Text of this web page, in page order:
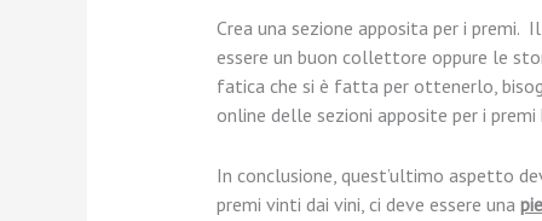
Crea una sezione apposita per i premi.
essere un buon collettore oppure le
fatica che si è fatta per ottenerlo,
online delle sezioni apposite per i
In conclusione, quest’ultimo aspetto
premi vinti dai vini, ci deve essere una